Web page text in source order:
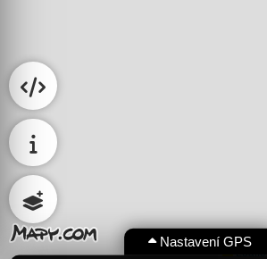
Nastavení GPS
Leaflet